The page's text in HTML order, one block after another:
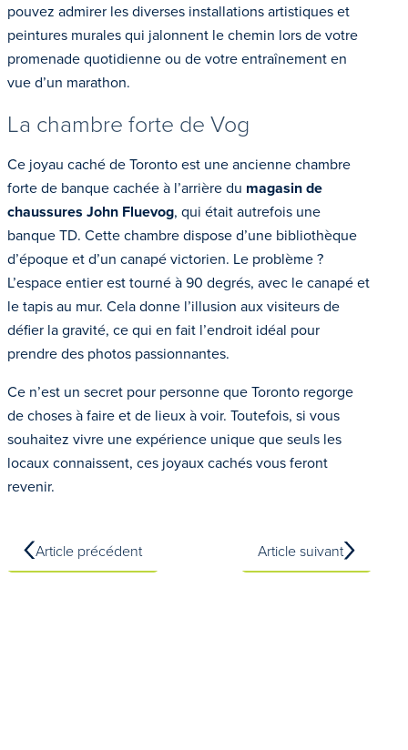
pouvez admirer les diverses installations artistiques et
peintures murales qui jalonnent le chemin lors de votre
promenade quotidienne ou de votre entraînement en
vue d’un marathon.
La chambre forte de Vog
Ce joyau caché de Toronto est une ancienne chambre
forte de banque cachée à l’arrière du magasin de
chaussures John Fluevog, qui était autrefois une
banque TD. Cette chambre dispose d’une bibliothèque
d’époque et d’un canapé victorien. Le problème ?
L’espace entier est tourné à 90 degrés, avec le canapé et
le tapis au mur. Cela donne l’illusion aux visiteurs de
défier la gravité, ce qui en fait l’endroit idéal pour
prendre des photos passionnantes.
Ce n’est un secret pour personne que Toronto regorge
de choses à faire et de lieux à voir. Toutefois, si vous
souhaitez vivre une expérience unique que seuls les
locaux connaissent, ces joyaux cachés vous feront
revenir.
Article précédent Article suivant